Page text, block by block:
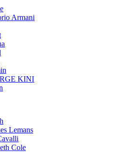
Armani
KINI
Lemans
Cole